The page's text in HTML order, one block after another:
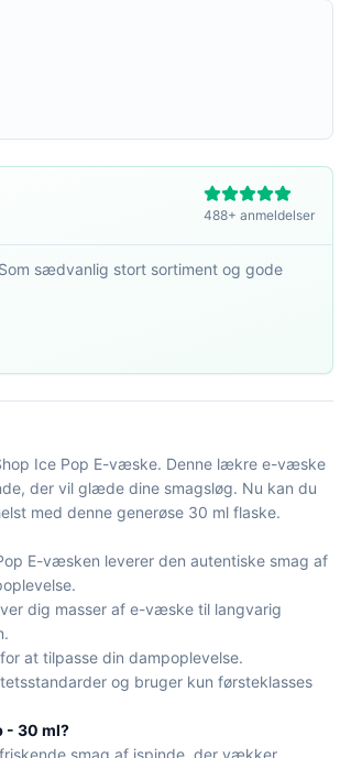
488+ anmeldelser
sædvanlig stort sortiment og gode
Ice Pop E-væske. Denne lækre e-væske
der vil glæde dine smagsløg. Nu kan du
med denne generøse 30 ml flaske.
E-væsken leverer den autentiske smag af
dig masser af e-væske til langvarig
at tilpasse din dampoplevelse.
og bruger kun førsteklasses
- 30 ml?
smag af ispinde, der vækker